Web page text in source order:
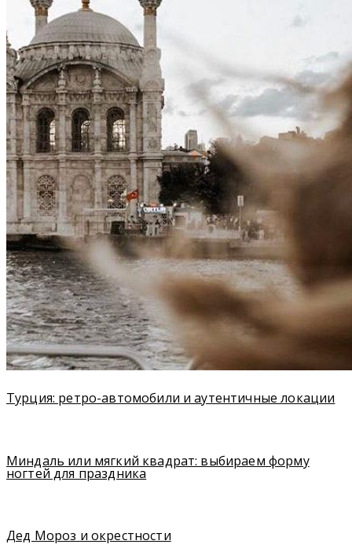
Турция: ретро-автомобили и аутентичные локации
Миндаль или мягкий квадрат: выбираем форму
ногтей для праздника
Дед Мороз и окрестности